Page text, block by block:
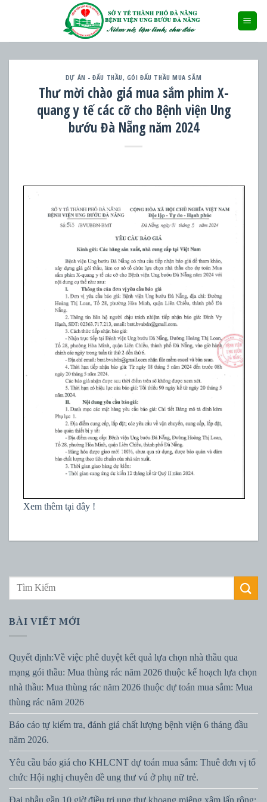
DỰ ÁN - ĐẤU THẦU, GÓI ĐẤU THẦU MUA SẮM
Thư mời chào giá mua sắm phim X-
quang y tế các cỡ cho Bệnh viện Ung
bướu Đà Nẵng năm 2024
Xem thêm tại đây !
BÀI VIẾT MỚI
Quyết định:Về việc phê duyệt kết quả lựa chọn nhà thầu qua
mạng gói thầu: Mua thùng rác năm 2026 thuộc kế hoạch lựa chọn
nhà thầu: Mua thùng rác năm 2026 thuộc dự toán mua sắm: Mua
thùng rác năm 2026
Báo cáo tự kiểm tra, đánh giá chất lượng bệnh viện 6 tháng đầu
năm 2026.
Yêu cầu báo giá cho KHLCNT dự toán mua sắm: Thuê đơn vị tổ
chức Hội nghị chuyên đề ung thư vú ở phụ nữ trẻ.